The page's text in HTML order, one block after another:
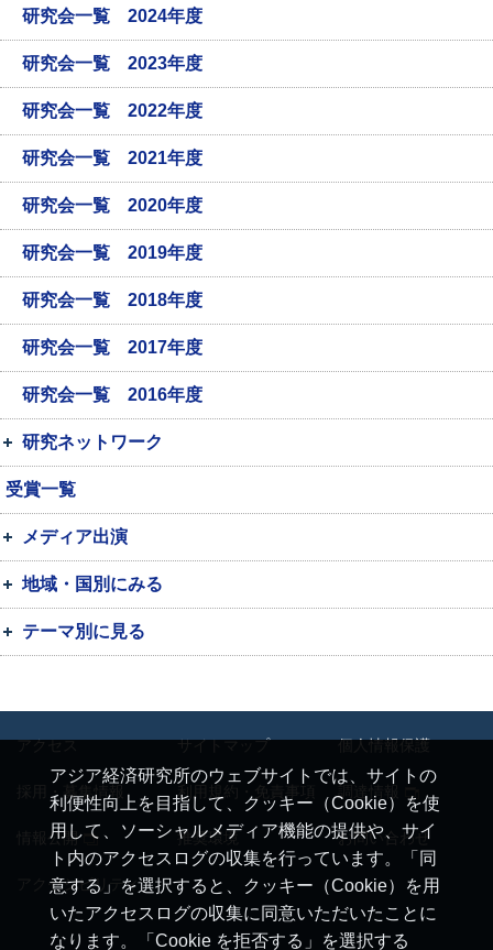
研究会一覧 2024年度
研究会一覧 2023年度
研究会一覧 2022年度
研究会一覧 2021年度
研究会一覧 2020年度
研究会一覧 2019年度
研究会一覧 2018年度
研究会一覧 2017年度
研究会一覧 2016年度
研究ネットワーク
受賞一覧
メディア出演
地域・国別にみる
テーマ別に見る
アジア経済研究所のウェブサイトでは、サイトの
利便性向上を目指して、クッキー（Cookie）を使
用して、ソーシャルメディア機能の提供や、サイ
ト内のアクセスログの収集を行っています。「同
意する」を選択すると、クッキー（Cookie）を用
いたアクセスログの収集に同意いただいたことに
なります。「Cookie を拒否する」を選択する
アクセス サイトマップ 個人情報保護
採用・募集情報 利用規約・免責事項
情報公開 推奨環境 お問い合わせ
アクセシビリティ